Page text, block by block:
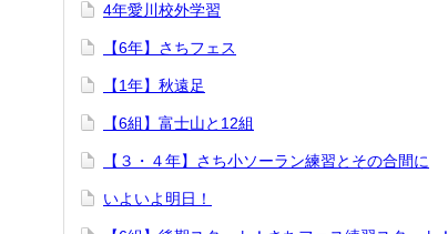
4年愛川校外学習
【6年】さちフェス
【1年】秋遠足
【6組】富士山と12組
【３・４年】さち小ソーラン練習とその合間に
いよいよ明日！